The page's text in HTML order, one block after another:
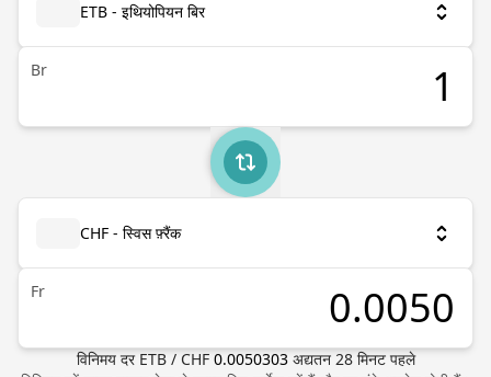
ETB - इथियोपियन बिर
Br
CHF - स्विस फ़्रैंक
Fr
विनिमय दर ETB/ CHF 0.0050303 अद्यतन 28मिनट पहले